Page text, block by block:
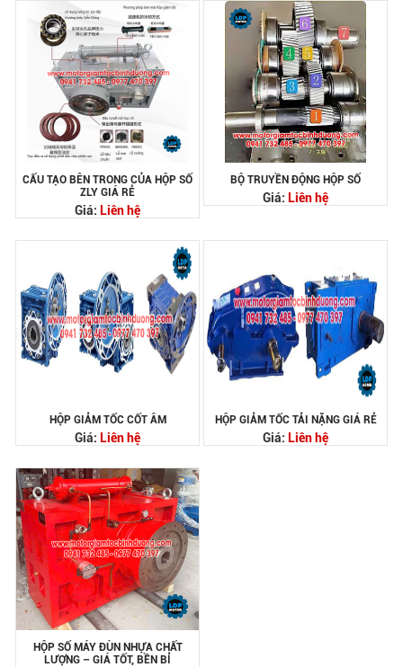
CẤU TẠO BÊN TRONG CỦA HỘP SỐ
ZLY GIÁ RẺ
Giá: Liên hệ
BỘ TRUYỀN ĐỘNG HỘP SỐ
Giá: Liên hệ
HỘP GIẢM TỐC CỐT ÂM
Giá: Liên hệ
HỘP GIẢM TỐC TẢI NẶNG GIÁ RẺ
Giá: Liên hệ
HỘP SỐ MÁY ĐÙN NHỰA CHẤT
LƯỢNG – GIÁ TỐT, BỀN BỈ